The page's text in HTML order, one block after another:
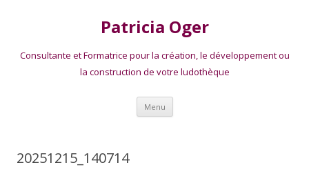
Patricia Oger
Consultante et Formatrice pour la création, le développement ou
la construction de votre ludothèque
Menu Aller
contenu
20251215_140714